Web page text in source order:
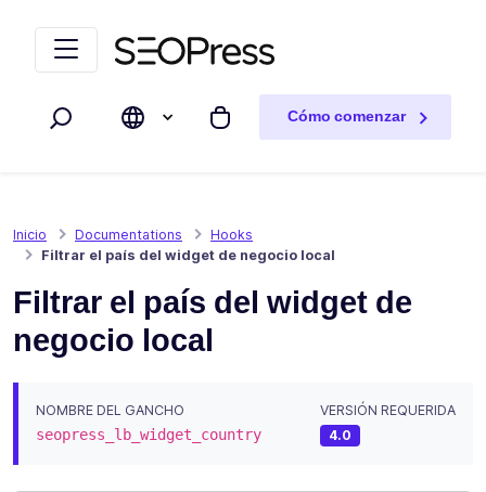
Buscar Mi carrito
Cómo comenzar
Inicio Documentations
Hooks
Filtrar el país del widget de negocio local
Filtrar el país del widget de
negocio local
NOMBRE DEL GANCHO
seopress_lb_widget_country
VERSIÓN REQUERIDA
4.0